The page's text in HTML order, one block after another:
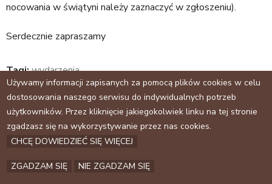
s
i
l
)
nocowania w świątyni należy zaznaczyć w zgłoszeniu).
Serdecznie zapraszamy
Tagi:wydarzenia
Archiwum
Używamy informacji zapisanych za pomocą plików cookies w celu
dostosowania naszego serwisu do indywidualnych potrzeb
użytkowników. Przez kliknięcie jakiegokolwiek linku na tej stronie
zgadzasz się na wykorzystywanie przez nas cookies.
CHCĘ DOWIEDZIEĆ SIĘ WIĘCEJ
ZGADZAM SIĘ NIE ZGADZAM SIĘ